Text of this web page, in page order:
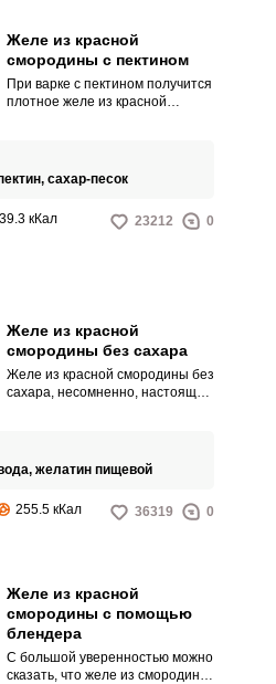
Желе из красной
смородины с пектином
При варке с пектином получится
плотное желе из красной
пирожки, вареники и другие
кондитерские изделия. Ягоды
цвет, запах и вкус.
сахар-песок
кКал 23212 0
Желе из красной
смородины без сахара
Желе из красной смородины без
сахара, несомненно, настоящая
как самостоятельный десерт,
так и в качестве начинки для
желатин пищевой
255.5 кКал 36319 0
Желе из красной
смородины с помощью
блендера
С большой уверенностью можно
сказать, что желе из смородины